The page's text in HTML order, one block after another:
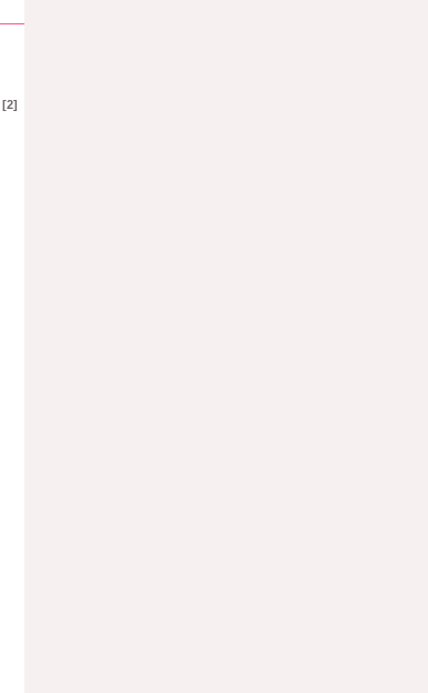
[2]